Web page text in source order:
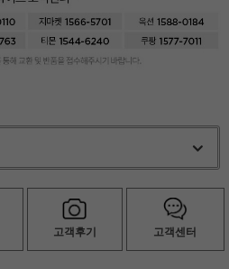
고객후기 고객센터